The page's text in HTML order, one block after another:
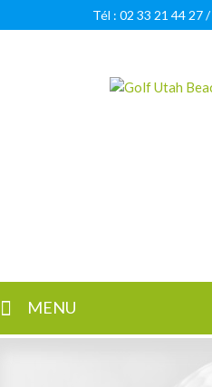
Tél : 02 33 21 44 27 /
MENU